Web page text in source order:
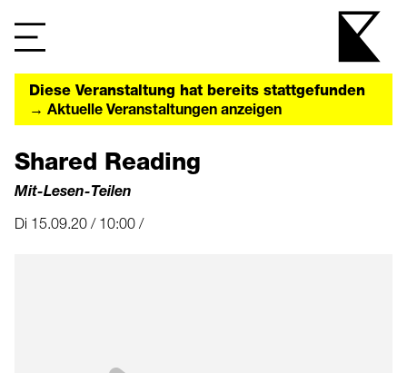
Diese Veranstaltung hat bereits stattgefunden
→ Aktuelle Veranstaltungen anzeigen
Shared Reading
Mit-Lesen-Teilen
Di 15.09.20 / 10:00 /